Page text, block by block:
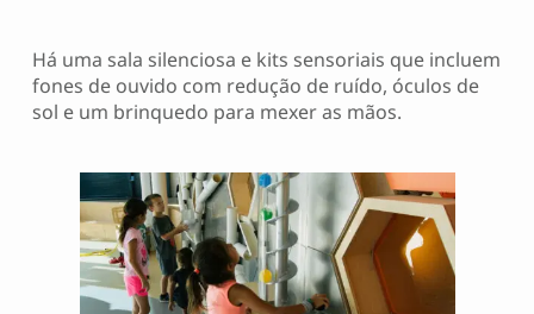
Há uma sala silenciosa e kits sensoriais que incluem
fones de ouvido com redução de ruído, óculos de
sol e um brinquedo para mexer as mãos.